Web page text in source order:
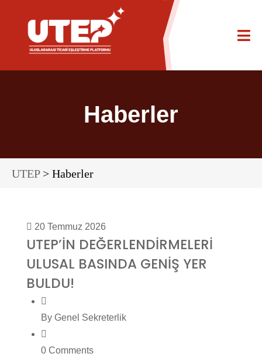
Haberler
UTEP> Haberler
20 Temmuz 2026
UTEP’İN DEĞERLENDİRMELERİ
ULUSAL BASINDA GENİŞ YER
BULDU!
By Genel Sekreterlik
0 Comments